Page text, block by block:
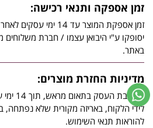
זמן אספקה ותנאי רכישה:
זמן אספקת המוצר עד
יסופקו ע"י היבואן עצמו / חברת
באתר.
מדיניות החזרת מוצרים:
לידי הלקוח, באריזה מקורית שלא נפתחה,
להוראות תנאי השימוש.